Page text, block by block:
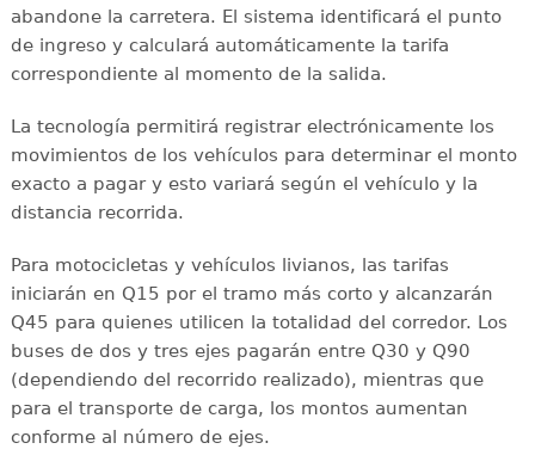
abandone la carretera. El sistema identificará el punto
de ingreso y calculará automáticamente la tarifa
correspondiente al momento de la salida.
La tecnología permitirá registrar electrónicamente los
movimientos de los vehículos para determinar el monto
exacto a pagar y esto variará según el vehículo y la
distancia recorrida.
Para motocicletas y vehículos livianos, las tarifas
iniciarán en Q15 por el tramo más corto y alcanzarán
Q45 para quienes utilicen la totalidad del corredor. Los
buses de dos y tres ejes pagarán entre Q30 y Q90
(dependiendo del recorrido realizado), mientras que
para el transporte de carga, los montos aumentan
conforme al número de ejes.